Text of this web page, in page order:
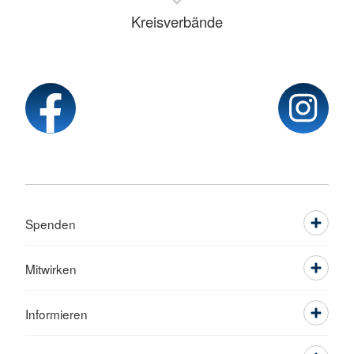
Kreisverbände
Spenden
Mitwirken
Informieren